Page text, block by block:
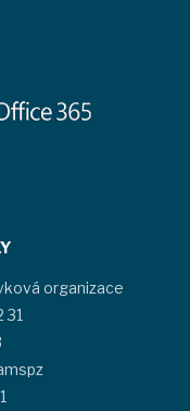
organizace
31